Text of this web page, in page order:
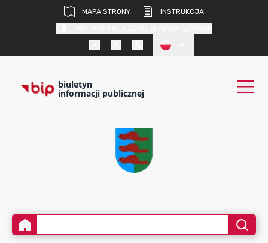
MAPA STRONY
INSTRUKCJA
biuletyn
informacji publicznej